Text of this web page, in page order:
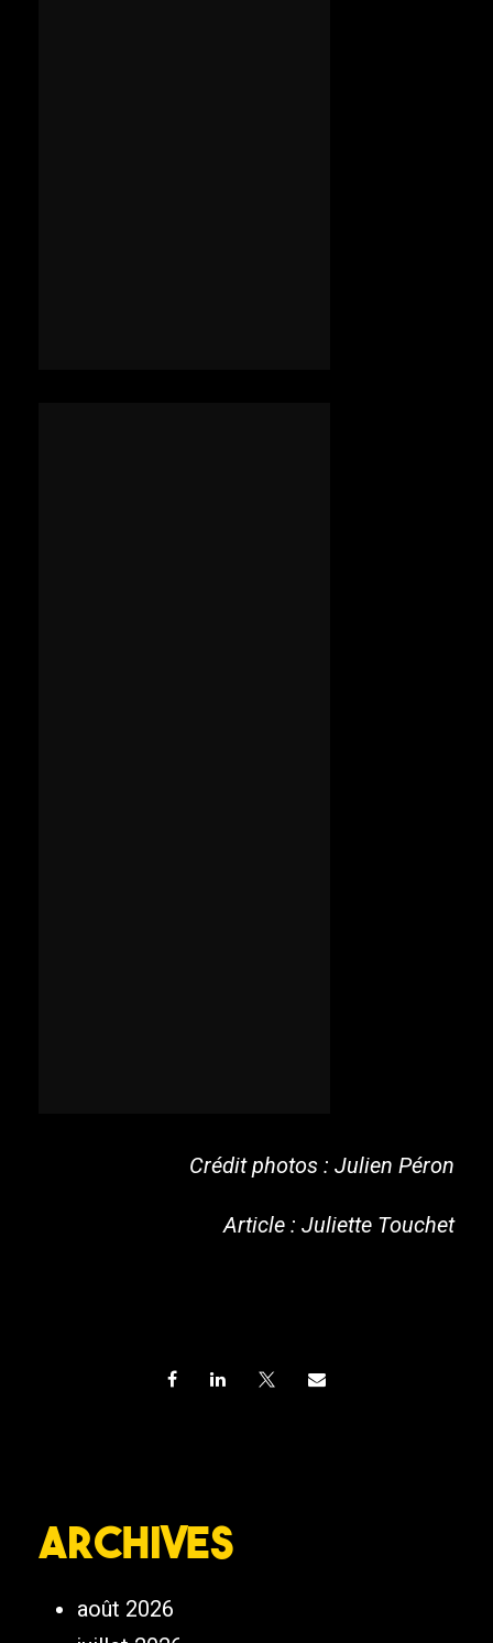
Crédit photos : Julien Péron
Article : Juliette Touchet
Archives
août 2026